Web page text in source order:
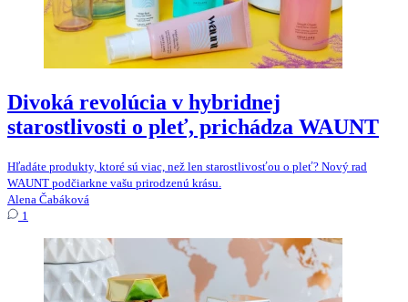
Divoká revolúcia v hybridnej
starostlivosti o pleť, prichádza WAUNT
Hľadáte produkty, ktoré sú viac, než len starostlivosťou o pleť? Nový rad
WAUNT podčiarkne vašu prirodzenú krásu.
Alena Čabáková
1